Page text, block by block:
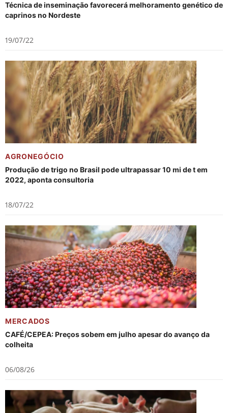
Técnica de inseminação favorecerá melhoramento genético de
caprinos no Nordeste
19/07/22
AGRONEGÓCIO
Produção de trigo no Brasil pode ultrapassar 10 mi de t em
2022, aponta consultoria
18/07/22
MERCADOS
CAFÉ/CEPEA: Preços sobem em julho apesar do avanço da
colheita
06/08/26